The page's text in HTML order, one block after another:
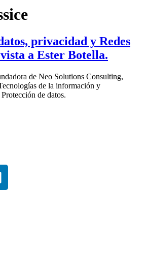
privacidad y Redes
a Ester Botella.
de Neo Solutions Consulting,
de la información y
de datos.